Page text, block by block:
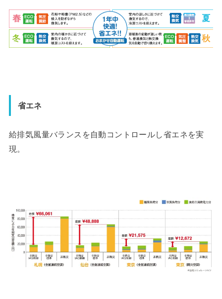
省エネ
給排気風量バランスを自動コントロールし省エネを実
現。